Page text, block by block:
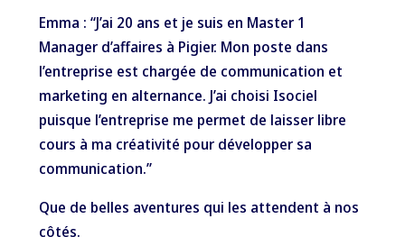
Emma : “J’ai 20 ans et je suis en Master 1
Manager d’affaires à Pigier. Mon poste dans
l’entreprise est chargée de communication et
marketing en alternance. J’ai choisi Isociel
puisque l’entreprise me permet de laisser libre
cours à ma créativité pour développer sa
communication.”
Que de belles aventures qui les attendent à nos
côtés.